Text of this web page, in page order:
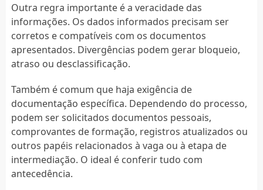
Outra regra importante é a veracidade das
informações. Os dados informados precisam ser
corretos e compatíveis com os documentos
apresentados. Divergências podem gerar bloqueio,
atraso ou desclassificação.
Também é comum que haja exigência de
documentação específica. Dependendo do processo,
podem ser solicitados documentos pessoais,
comprovantes de formação, registros atualizados ou
outros papéis relacionados à vaga ou à etapa de
intermediação. O ideal é conferir tudo com
antecedência.